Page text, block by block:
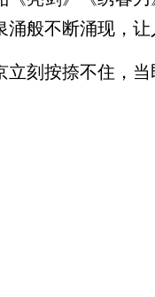
般不断涌现，让
刻按捺不住，当